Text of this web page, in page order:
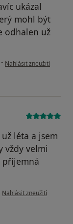
ukázal
mohl být
odhalen už
• podle názoru uživatele
Nahlásit zneužití
léta a jsem
vždy velmi
příjemná
podle názoru uživatele
Nahlásit zneužití